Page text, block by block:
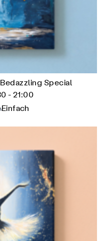
Special
- 21:00
Einfach